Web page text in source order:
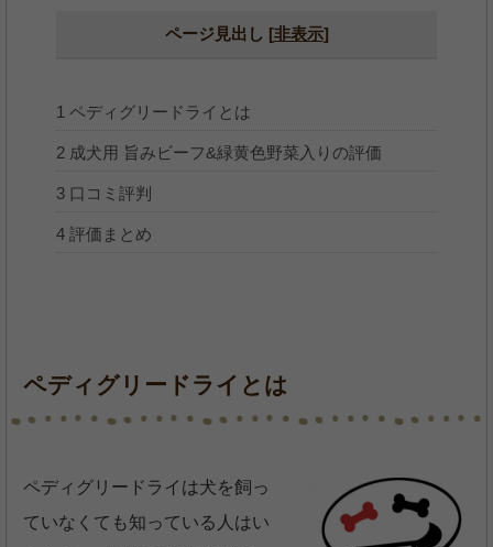
ページ見出し [非表示]
1 ペディグリードライとは
2 成犬用 旨みビーフ&緑黄色野菜入りの評価
3 口コミ評判
4 評価まとめ
ペディグリードライとは
ペディグリードライは犬を飼っ
ていなくても知っている人はい